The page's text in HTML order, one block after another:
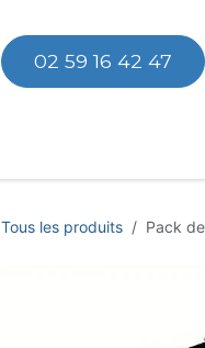
02 59 16 42 47
Tous les produits Pack